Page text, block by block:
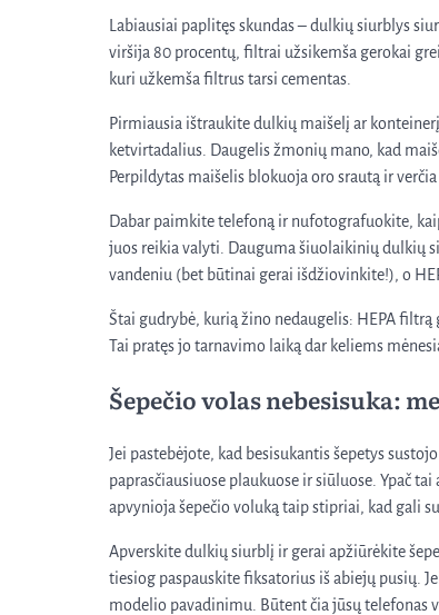
Labiausiai paplitęs skundas – dulkių siurblys
viršija 80 procentų, filtrai užsikemša gerokai
kuri užkemša filtrus tarsi cementas.
Pirmiausia ištraukite dulkių maišelį ar
ketvirtadalius. Daugelis žmonių mano, kad
Perpildytas maišelis blokuoja oro srautą ir
Dabar paimkite telefoną ir nufotografuokite,
juos reikia valyti. Dauguma šiuolaikinių dulkių
vandeniu (bet būtinai gerai išdžiovinkite!), o
Štai gudrybė, kurią žino nedaugelis: HEPA
Tai pratęs jo tarnavimo laiką dar keliems
Šepečio volas nebesisuka:
Jei pastebėjote, kad besisukantis šepetys
paprasčiausiuose plaukuose ir siūluose. Ypač
apvynioja šepečio voluką taip stipriai, kad gali
Apverskite dulkių siurblį ir gerai apžiūrėkite
tiesiog paspauskite fiksatorius iš abiejų pusių.
modelio pavadinimu. Būtent čia jūsų telefonas